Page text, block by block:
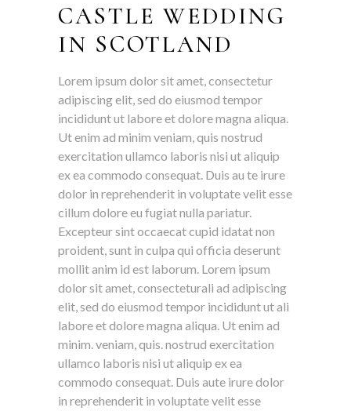
CASTLE WEDDING
IN SCOTLAND
Lorem ipsum dolor sit amet, consectetur
adipiscing elit, sed do eiusmod tempor
incididunt ut labore et dolore magna aliqua.
Ut enim ad minim veniam, quis nostrud
exercitation ullamco laboris nisi ut aliquip
ex ea commodo consequat. Duis au te irure
dolor in reprehenderit in voluptate velit esse
cillum dolore eu fugiat nulla pariatur.
Excepteur sint occaecat cupid idatat non
proident, sunt in culpa qui officia deserunt
mollit anim id est laborum. Lorem ipsum
dolor sit amet, consecteturali ad adipiscing
elit, sed do eiusmod tempor incididunt ut ali
labore et dolore magna aliqua. Ut enim ad
minim. veniam, quis. nostrud exercitation
ullamco laboris nisi ut aliquip ex ea
commodo consequat. Duis aute irure dolor
in reprehenderit in voluptate velit esse